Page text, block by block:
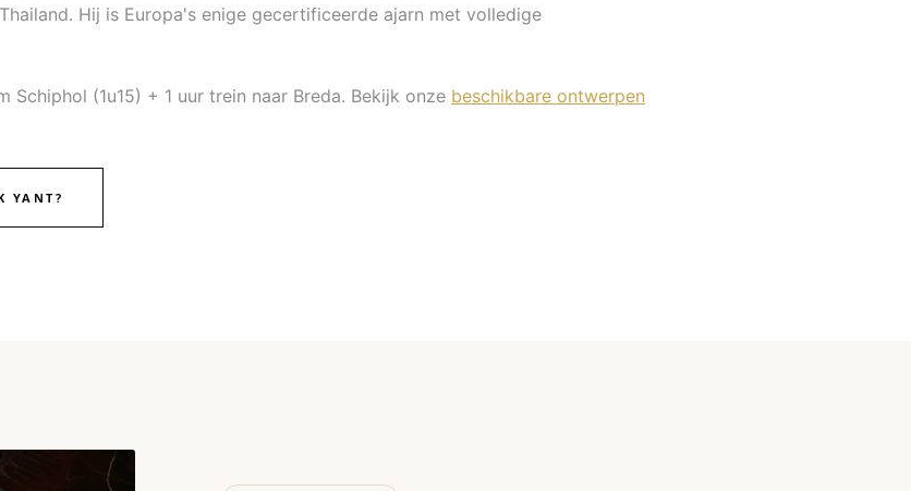
Hij is Europa's enige gecertificeerde ajarn met volledige
Schiphol (1u15) + 1 uur trein naar Breda. Bekijk onze beschikbare ontwerpen
YANT?